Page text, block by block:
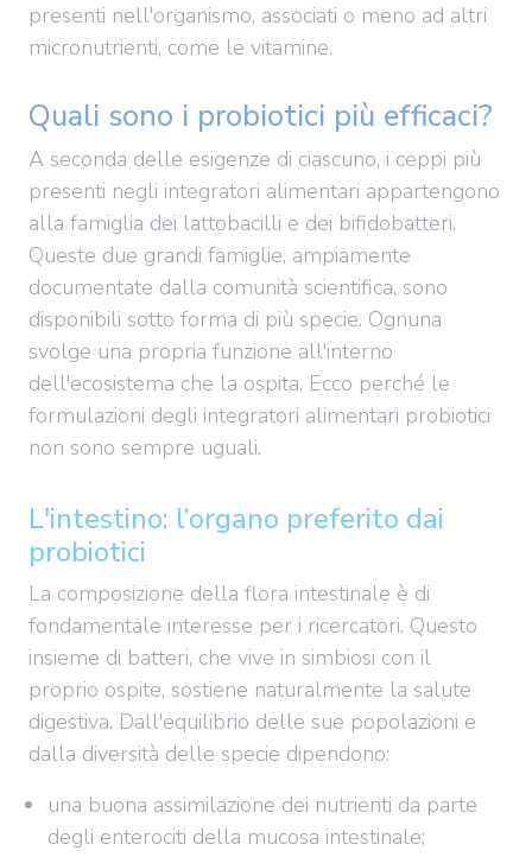
presenti nell'organismo, associati o meno ad altri
micronutrienti, come le vitamine.
Quali sono i probiotici più efficaci?
A seconda delle esigenze di ciascuno, i ceppi più
presenti negli integratori alimentari appartengono
alla famiglia dei lattobacilli e dei bifidobatteri.
Queste due grandi famiglie, ampiamente
documentate dalla comunità scientifica, sono
disponibili sotto forma di più specie. Ognuna
svolge una propria funzione all'interno
dell'ecosistema che la ospita. Ecco perché le
formulazioni degli integratori alimentari probiotici
non sono sempre uguali.
L'intestino: l’organo preferito dai
probiotici
La composizione della flora intestinale è di
fondamentale interesse per i ricercatori. Questo
insieme di batteri, che vive in simbiosi con il
proprio ospite, sostiene naturalmente la salute
digestiva. Dall'equilibrio delle sue popolazioni e
dalla diversità delle specie dipendono:
una buona assimilazione dei nutrienti da parte
degli enterociti della mucosa intestinale;